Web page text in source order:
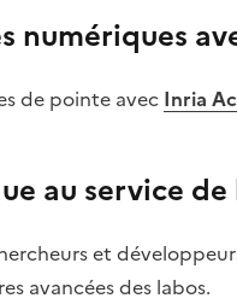
numériques
de pointe avec Inria
au service
et
avancées des labos.